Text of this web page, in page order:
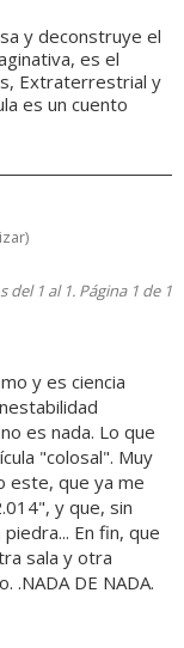
y deconstruye el
es el
Extraterrestrial y
es un cuento
)
1 al 1. Página 1 de 1
y es ciencia
es nada. Lo que
"colosal". Muy
este, que ya me
y que, sin
En fin, que
sala y otra
.NADA DE NADA.